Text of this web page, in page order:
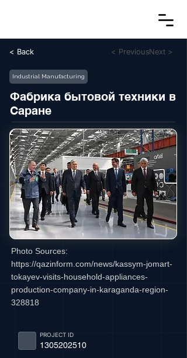
< Back < PreviousNext >
Industrial Manufacturing
Фабрика бытовой техники в
Саране
Photo Sources:
https://qazinform.com/news/kassym-jomart-
tokayev-visits-household-appliances-
production-company-in-karaganda-region-
328818
1305202510
PROJECT ID